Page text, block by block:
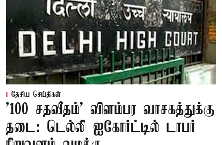
தேசிய செய்திகள்
'100 சதவீதம்' விளம்பர வாசகத்துக்கு
தடை: டெல்லி ஐகோர்ட்டில் டாபர்